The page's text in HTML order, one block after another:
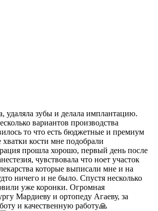
удаляла зубы и делала имплантацию.
вариантов производства
то что есть бюджетные и премиум
кости мне подобрали
прошла хорошо, первый день после
чувствовала что ноет участок
которые выписали мне и на
ничего и не было. Спустя несколько
уже коронки. Огромная
Мардиеву и ортопеду Агаеву, за
и качественную работу🙏